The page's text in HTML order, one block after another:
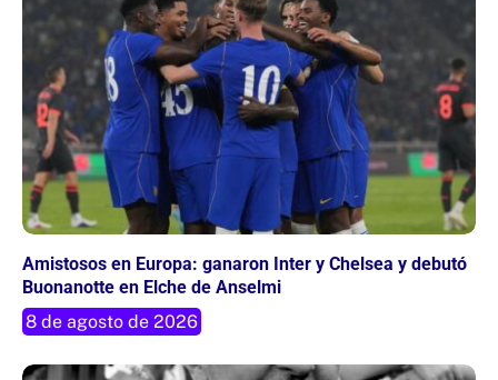
Amistosos en Europa: ganaron Inter y Chelsea y debutó
Buonanotte en Elche de Anselmi
8 de agosto de 2026